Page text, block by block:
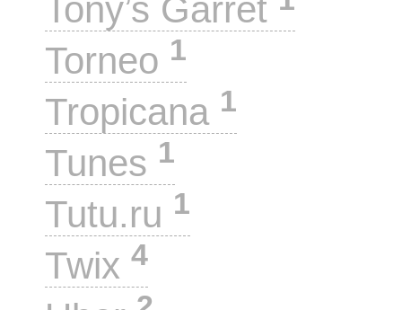
Tony’s Garret
Torneo 1
Tropicana 1
Tunes 1
Tutu.ru 1
Twix 4